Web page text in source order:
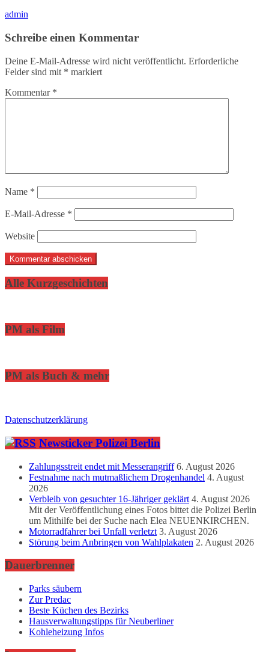
admin
Schreibe einen Kommentar
Deine E-Mail-Adresse wird nicht veröffentlicht. Erforderliche
Felder sind mit * markiert
Kommentar *
Name *
E-Mail-Adresse *
Website
Alle Kurzgeschichten
PM als Film
PM als Buch & mehr
Datenschutzerklärung
Newsticker Polizei Berlin
Zahlungsstreit endet mit Messerangriff 6. August 2026
Festnahme nach mutmaßlichem Drogenhandel 4. August
2026
Verbleib von gesuchter 16-Jähriger geklärt 4. August 2026
Mit der Veröffentlichung eines Fotos bittet die Polizei Berlin
um Mithilfe bei der Suche nach Elea NEUENKIRCHEN.
Motorradfahrer bei Unfall verletzt 3. August 2026
Störung beim Anbringen von Wahlplakaten 2. August 2026
Dauerbrenner
Parks säubern
Zur Predac
Beste Küchen des Bezirks
Hausverwaltungstipps für Neuberliner
Kohleheizung Infos